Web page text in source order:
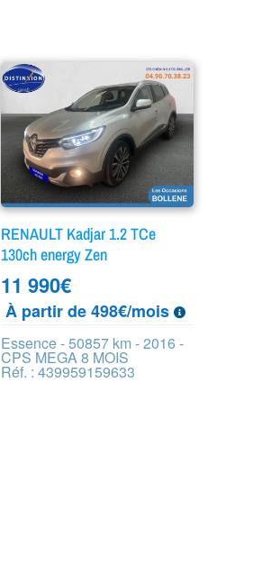
RENAULT Kadjar 1.2 TCe
130ch energy Zen
11 990€
À partir de 498€/mois
Essence - 50857 km - 2016 -
CPS MEGA 8 MOIS
Réf. : 439959159633